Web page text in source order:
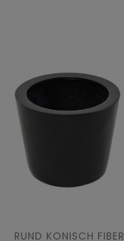
RUND KONISCH FIBER